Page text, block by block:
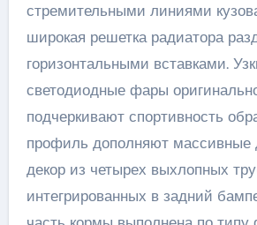
стремительными линиями
широкая решетка радиатора
горизонтальными вставками.
светодиодные фары
подчеркивают спортивность
профиль дополняют массивные
декор из четырех выхлопных
интегрированных в задний